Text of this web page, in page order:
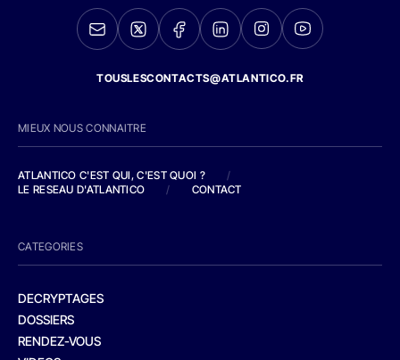
TOUSLESCONTACTS@ATLANTICO.FR
MIEUX NOUS CONNAITRE
ATLANTICO C'EST QUI, C'EST QUOI ?
/
LE RESEAU D'ATLANTICO
/ CONTACT
CATEGORIES
DECRYPTAGES
DOSSIERS
RENDEZ-VOUS